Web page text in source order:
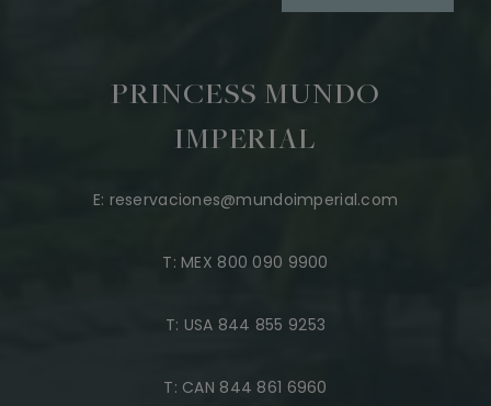
PRINCESS MUNDO
IMPERIAL
E: reservaciones@mundoimperial.com
T:MEX 800 090 9900
T: USA 844 855 9253
T: CAN 844 861 6960